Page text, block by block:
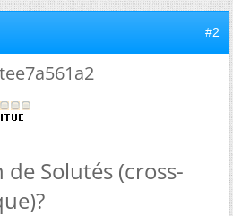
#2
de Solutés (cross-